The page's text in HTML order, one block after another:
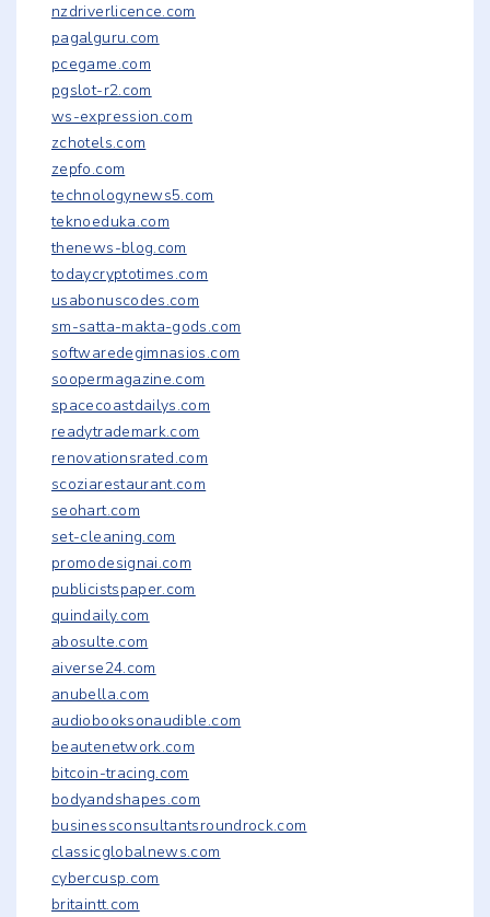
nzdriverlicence.com
pagalguru.com
pcegame.com
pgslot-r2.com
ws-expression.com
zchotels.com
zepfo.com
technologynews5.com
teknoeduka.com
thenews-blog.com
todaycryptotimes.com
usabonuscodes.com
sm-satta-makta-gods.com
softwaredegimnasios.com
soopermagazine.com
spacecoastdailys.com
readytrademark.com
renovationsrated.com
scoziarestaurant.com
seohart.com
set-cleaning.com
promodesignai.com
publicistspaper.com
quindaily.com
abosulte.com
aiverse24.com
anubella.com
audiobooksonaudible.com
beautenetwork.com
bitcoin-tracing.com
bodyandshapes.com
businessconsultantsroundrock.com
classicglobalnews.com
cybercusp.com
britaintt.com